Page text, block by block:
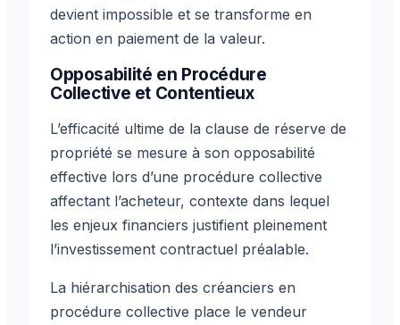
devient impossible et se transforme en
action en paiement de la valeur.
Opposabilité en Procédure
Collective et Contentieux
L’efficacité ultime de la clause de réserve de
propriété se mesure à son opposabilité
effective lors d’une procédure collective
affectant l’acheteur, contexte dans lequel
les enjeux financiers justifient pleinement
l’investissement contractuel préalable.
La hiérarchisation des créanciers en
procédure collective place le vendeur